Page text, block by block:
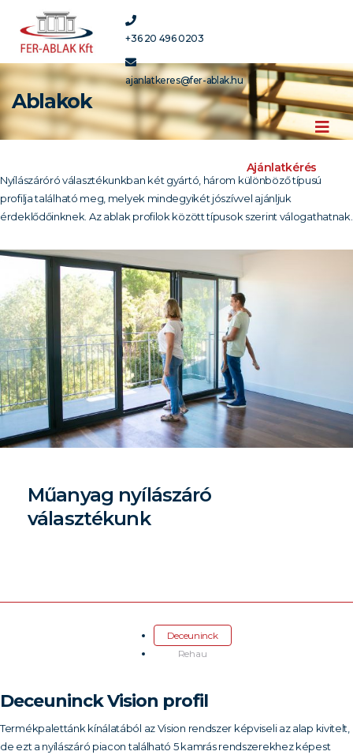
+36 20 496 0203
ajanlatkeres@fer-ablak.hu
Ajánlatkérés
Ablakok
Nyílászáróró választékunkban két gyártó, három különböző típusú
profilja található meg, melyek mindegyikét jószívvel ajánljuk
érdeklődőinknek. Az ablak profilok között típusok szerint válogathatnak.
Műanyag nyílászáró
választékunk
Deceuninck
Rehau
Deceuninck Vision profil
Termékpalettánk kínálatából az Vision rendszer képviseli az alap kivitelt,
de ezt a nyílászáró piacon található 5 kamrás rendszerekhez képest